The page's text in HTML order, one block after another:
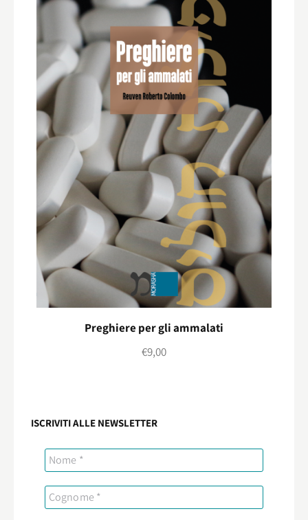
Preghiere per gli ammalati
€9,00
ISCRIVITI ALLE NEWSLETTER